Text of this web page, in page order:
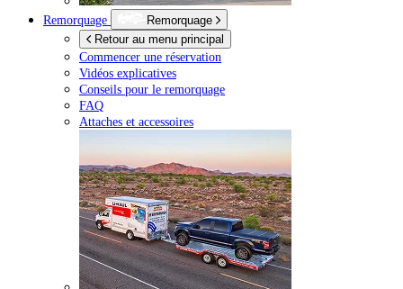
Remorquage
Remorquage
Retour au menu principal
Commencer une réservation
Vidéos explicatives
Conseils pour le remorquage
FAQ
Attaches et accessoires